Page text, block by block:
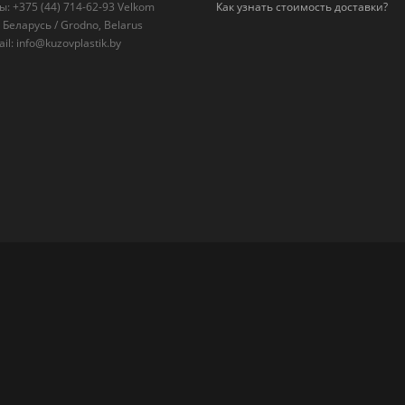
+375 (44) 714-62-93 Velkom
Беларусь / Grodno, Belarus
info@kuzovplastik.by
Как узнать стоимость доставки?